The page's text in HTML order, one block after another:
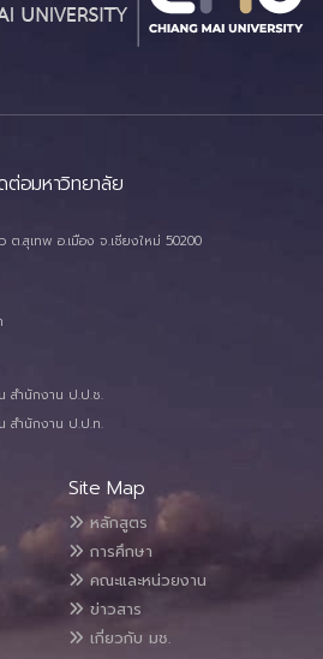
ต่อมหาวิทยาลัย
.สุเทพ อ.เมือง จ.เชียงใหม่ 50200
สำนักงาน ป.ป.ช.
สำนักงาน ป.ป.ท.
Site Map
หลักสูตร
การศึกษา
คณะและหน่วยงาน
ข่าวสาร
เกี่ยวกับ มช.